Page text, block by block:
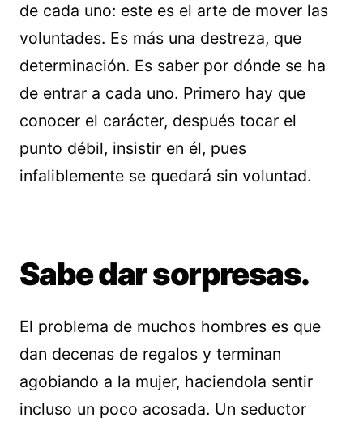
de cada uno: este es el arte de mover las
voluntades. Es más una destreza, que
determinación. Es saber por dónde se ha
de entrar a cada uno. Primero hay que
conocer el carácter, después tocar el
punto débil, insistir en él, pues
infaliblemente se quedará sin voluntad.
Sabe dar sorpresas.
El problema de muchos hombres es que
dan decenas de regalos y terminan
agobiando a la mujer, haciendola sentir
incluso un poco acosada. Un seductor